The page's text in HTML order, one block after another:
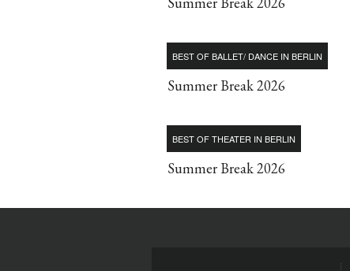
BEST OF BALLET/ DANCE IN BERLIN
Summer Break 2026
BEST OF THEATER IN BERLIN
Summer Break 2026